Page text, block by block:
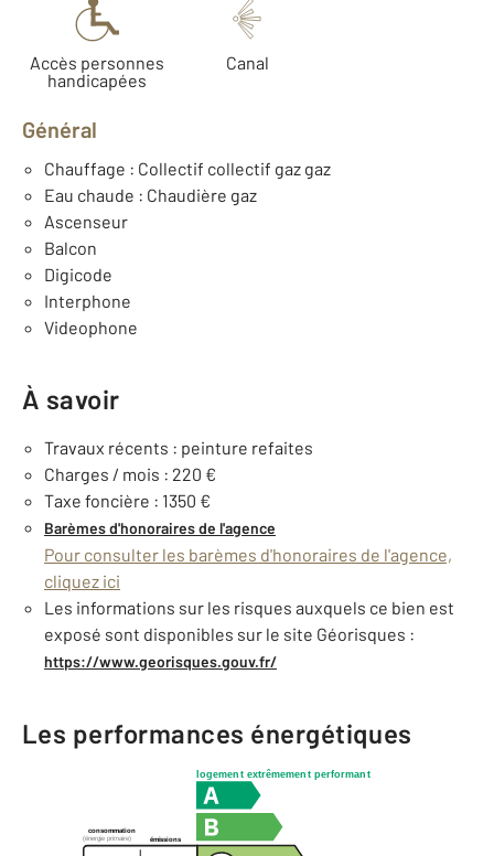
Accès personnes
handicapées
Canal
Général
Chauffage : Collectif collectif gaz gaz
Eau chaude : Chaudière gaz
Ascenseur
Balcon
Digicode
Interphone
Videophone
À savoir
Travaux récents : peinture refaites
Charges / mois : 220 €
Taxe foncière : 1350 €
Barèmes d'honoraires de l'agence
Pour consulter les barèmes d'honoraires de l'agence,
cliquez ici
Les informations sur les risques auxquels ce bien est
exposé sont disponibles sur le site Géorisques :
https://www.georisques.gouv.fr/
Les performances énergétiques
logement extrêmement performant
consommation
émissions
(énergie primaire)